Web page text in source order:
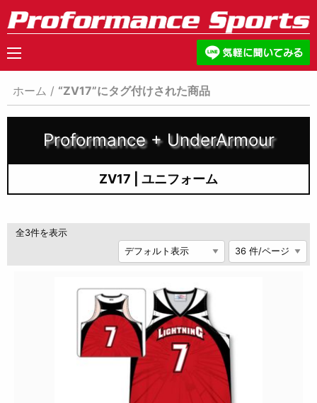
ホーム / “ZV17”にタグ付けされた商品
Proformance + UnderArmour
ZV17 | ユニフォーム
全3件を表示